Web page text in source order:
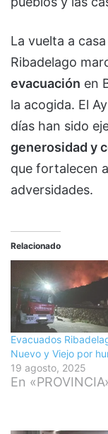
La vuelta a
Ribadelago
evacuación en
la acogida. El
días han sido
generosidad y
que fortalecen
adversidades.
Relacionado
Evacuados
Nuevo y Viejo por
19 agosto, 2025
En